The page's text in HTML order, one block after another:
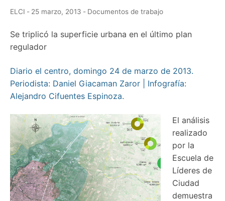
ELCI - 25 marzo, 2013 - Documentos de trabajo
Se triplicó la superficie urbana en el último plan
regulador
Diario el centro, domingo 24 de marzo de 2013.
Periodista: Daniel Giacaman Zaror | Infografía:
Alejandro Cifuentes Espinoza.
El análisis
realizado
por la
Escuela de
Líderes de
Ciudad
demuestra